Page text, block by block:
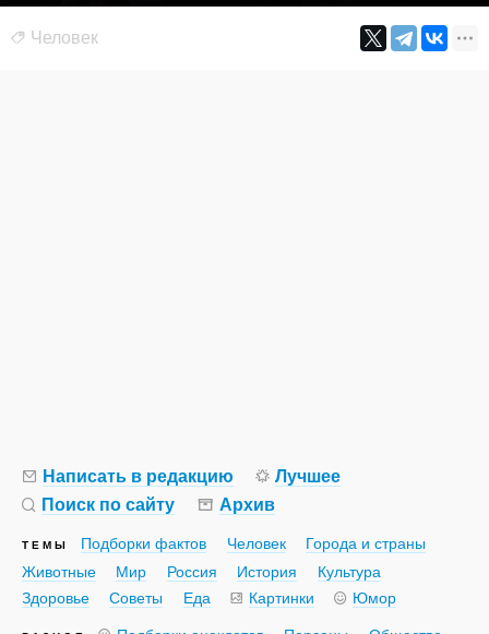
Человек
Написать в редакцию
Лучшее
Поиск по сайту
Архив
ТЕМЫ Подборки фактов Человек
Города и страны
Животные
Мир Россия История
Культура
Здоровье
Советы Еда Картинки Юмор